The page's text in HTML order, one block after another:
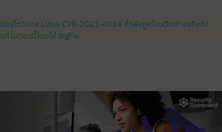
ช่องโหว่ของ Linux CVE-2021-4034 กำลังถูกโจมตีอย่างจริงจัง
แก้ไขตอนนี้โดยใช้ BigFix